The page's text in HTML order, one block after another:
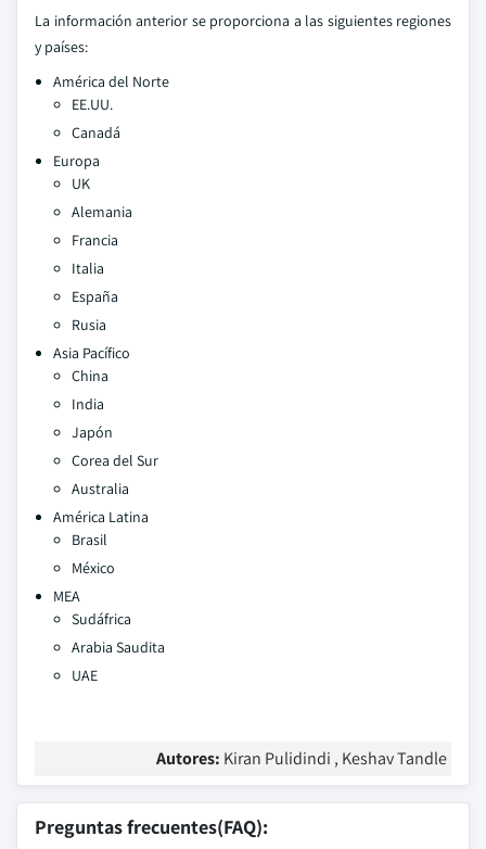
La información anterior se proporciona a las siguientes regiones
y países:
América del Norte
EE.UU.
Canadá
Europa
UK
Alemania
Francia
Italia
España
Rusia
Asia Pacífico
China
India
Japón
Corea del Sur
Australia
América Latina
Brasil
México
MEA
Sudáfrica
Arabia Saudita
UAE
Autores: Kiran Pulidindi , Keshav Tandle
Preguntas frecuentes(FAQ):